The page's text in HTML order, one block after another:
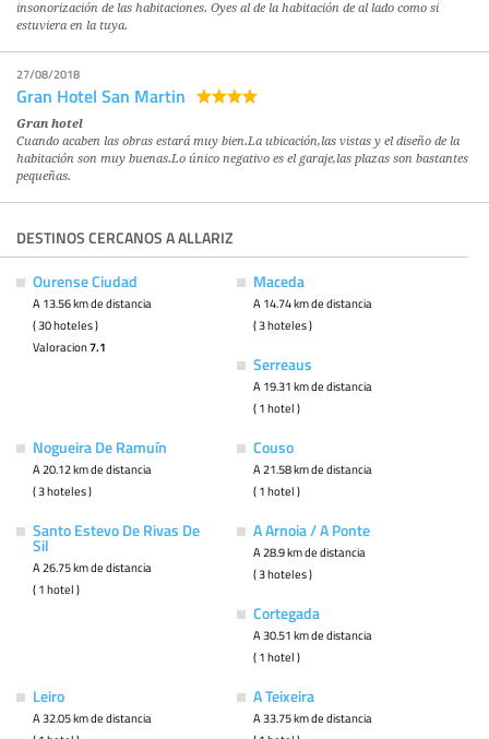
insonorización de las habitaciones. Oyes al de la habitación de al lado como si
estuviera en la tuya.
27/08/2018
Gran Hotel San Martin
Gran hotel
Cuando acaben las obras estará muy bien.La ubicación,las vistas y el diseño de la
habitación son muy buenas.Lo único negativo es el garaje,las plazas son bastantes
pequeñas.
DESTINOS CERCANOS A ALLARIZ
Ourense Ciudad
A 13.56 km de distancia
( 30 hoteles )
Valoracion7.1
Maceda
A 14.74 km de distancia
( 3 hoteles )
Serreaus
A 19.31 km de distancia
( 1 hotel )
Nogueira De Ramuín
A 20.12 km de distancia
( 3 hoteles )
Couso
A 21.58 km de distancia
( 1 hotel )
Santo Estevo De Rivas De
Sil
A 26.75 km de distancia
( 1 hotel )
A Arnoia / A Ponte
A 28.9 km de distancia
( 3 hoteles )
Cortegada
A 30.51 km de distancia
( 1 hotel )
Leiro
A 32.05 km de distancia
A Teixeira
A 33.75 km de distancia